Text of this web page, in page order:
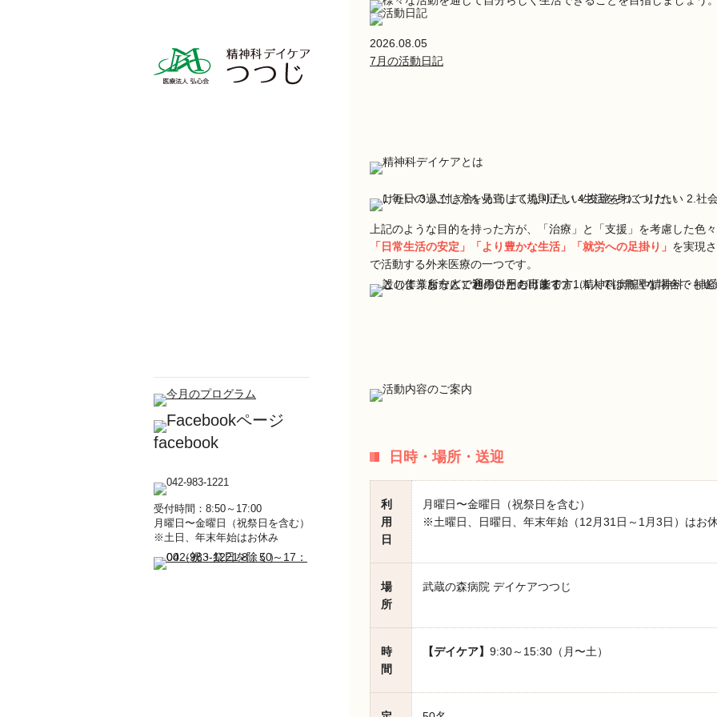
facebook
受付時間：8:50～17:00
月曜日〜金曜日（祝祭日を含む）
※土日、年末年始はお休み
2026.08.05
7月の活動日記
上記のような目的を持った方が、「治療」と「支援」を考慮した色
「日常生活の安定」「より豊かな生活」「就労への足掛り」 を実現
で活動する外来医療の一つです。
日時・場所・送迎
利
用
日
月曜日〜金曜日（祝祭日を含む）
※土曜日、日曜日、年末年始（12月31日～1月3日）はお
場
所
武蔵の森病院 デイケアつつじ
時
間
【デイケア】 9:30～15:30（月〜土）